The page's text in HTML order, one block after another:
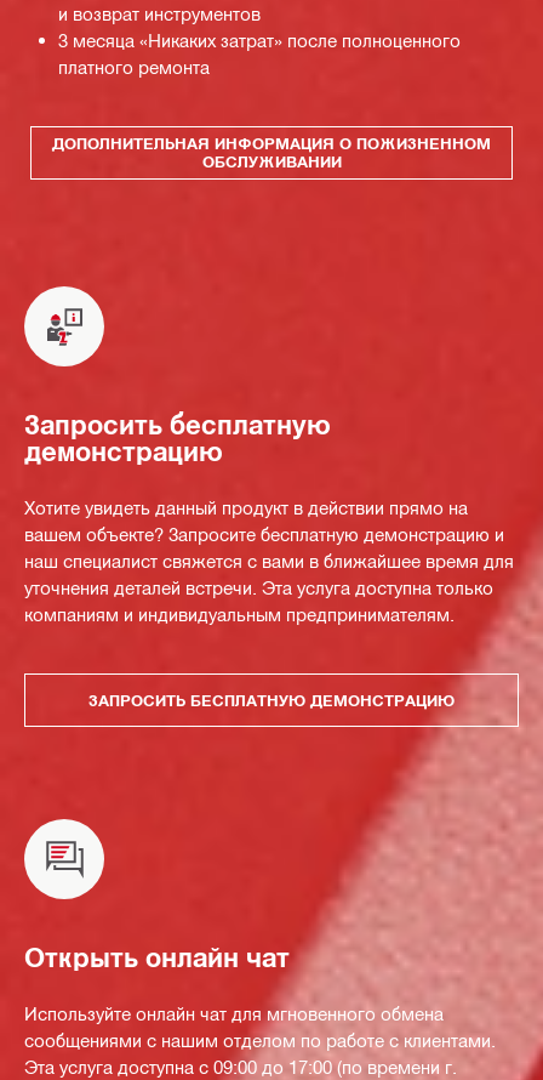
и возврат инструментов
3 месяца «Никаких затрат» после полноценного
платного ремонта
ДОПОЛНИТЕЛЬНАЯ ИНФОРМАЦИЯ О ПОЖИЗНЕННОМ
ОБСЛУЖИВАНИИ
Запросить бесплатную
демонстрацию
Хотите увидеть данный продукт в действии прямо на
вашем объекте? Запросите бесплатную демонстрацию и
наш специалист свяжется с вами в ближайшее время для
уточнения деталей встречи. Эта услуга доступна только
компаниям и индивидуальным предпринимателям.
ЗАПРОСИТЬ БЕСПЛАТНУЮ ДЕМОНСТРАЦИЮ
Открыть онлайн чат
Используйте онлайн чат для мгновенного обмена
сообщениями с нашим отделом по работе с клиентами.
Эта услуга доступна с 09:00 до 17:00 (по времени г.